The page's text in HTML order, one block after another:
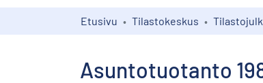
Etusivu Tilastokeskus
Asuntotuotanto